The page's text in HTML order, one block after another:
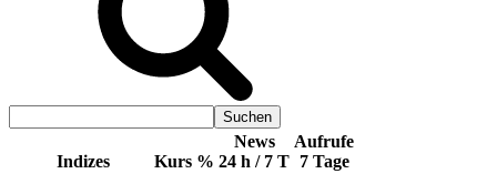
Indizes Kurs %
News
24 h / 7 T
Aufrufe
7 Tage